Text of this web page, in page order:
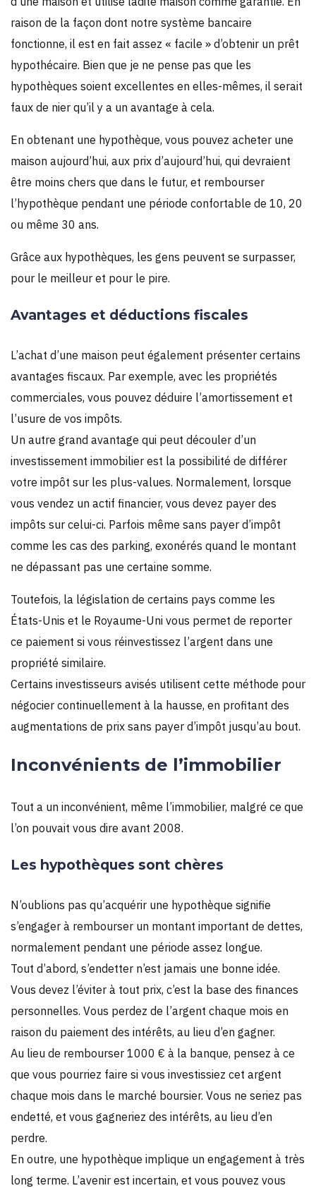
raison de la façon dont notre système bancaire
fonctionne, il est en fait assez « facile » d’obtenir un prêt
hypothécaire. Bien que je ne pense pas que les
hypothèques soient excellentes en elles-mêmes, il serait
faux de nier qu’il y a un avantage à cela.
En obtenant une hypothèque, vous pouvez acheter une
maison aujourd’hui, aux prix d’aujourd’hui, qui devraient
être moins chers que dans le futur, et rembourser
l’hypothèque pendant une période confortable de 10, 20
ou même 30 ans.
Grâce aux hypothèques, les gens peuvent se surpasser,
pour le meilleur et pour le pire.
Avantages et déductions fiscales
L’achat d’une maison peut également présenter certains
avantages fiscaux. Par exemple, avec les propriétés
commerciales, vous pouvez déduire l’amortissement et
l’usure de vos impôts.
Un autre grand avantage qui peut découler d’un
investissement immobilier est la possibilité de différer
votre impôt sur les plus-values. Normalement, lorsque
vous vendez un actif financier, vous devez payer des
impôts sur celui-ci. Parfois même sans payer d’impôt
comme les cas des parking, exonérés quand le montant
ne dépassant pas une certaine somme.
Toutefois, la législation de certains pays comme les
États-Unis et le Royaume-Uni vous permet de reporter
ce paiement si vous réinvestissez l’argent dans une
propriété similaire.
Certains investisseurs avisés utilisent cette méthode pour
négocier continuellement à la hausse, en profitant des
augmentations de prix sans payer d’impôt jusqu’au bout.
Inconvénients de l’immobilier
Tout a un inconvénient, même l’immobilier, malgré ce que
l’on pouvait vous dire avant 2008.
Les hypothèques sont chères
N’oublions pas qu’acquérir une hypothèque signifie
s’engager à rembourser un montant important de dettes,
normalement pendant une période assez longue.
Tout d’abord, s’endetter n’est jamais une bonne idée.
Vous devez l’éviter à tout prix, c’est la base des finances
personnelles. Vous perdez de l’argent chaque mois en
raison du paiement des intérêts, au lieu d’en gagner.
Au lieu de rembourser 1000 € à la banque, pensez à ce
que vous pourriez faire si vous investissiez cet argent
chaque mois dans le marché boursier. Vous ne seriez pas
endetté, et vous gagneriez des intérêts, au lieu d’en
perdre.
En outre, une hypothèque implique un engagement à très
long terme. L’avenir est incertain, et vous pouvez vous